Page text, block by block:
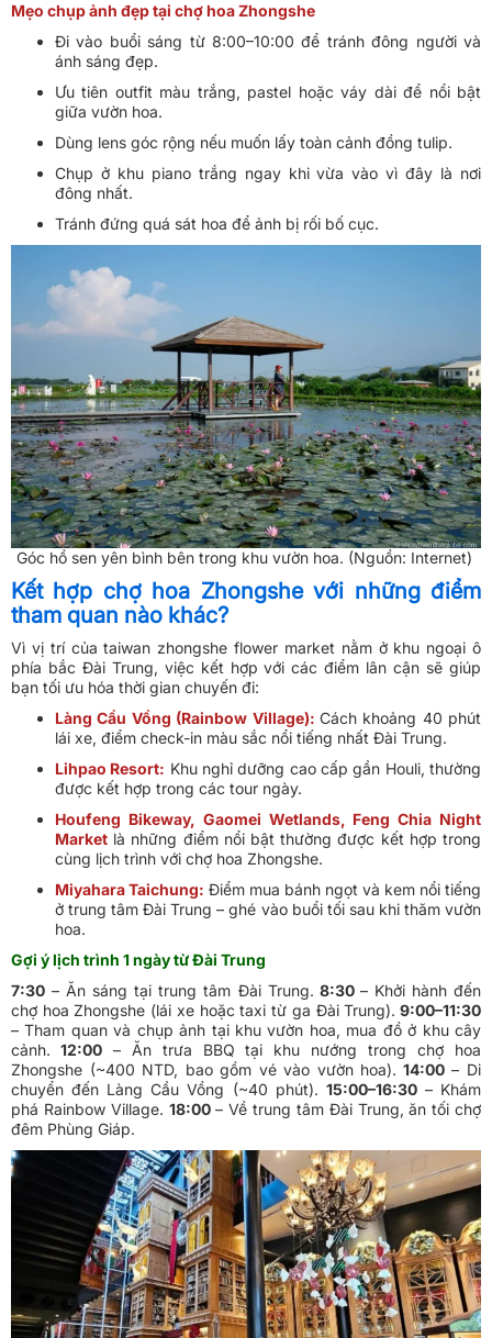
Mẹo chụp ảnh đẹp tại chợ hoa Zhongshe
Đi vào buổi sáng từ 8:00–10:00 để tránh đông người và
ánh sáng đẹp.
Ưu tiên outfit màu trắng, pastel hoặc váy dài để nổi bật
giữa vườn hoa.
Dùng lens góc rộng nếu muốn lấy toàn cảnh đồng tulip.
Chụp ở khu piano trắng ngay khi vừa vào vì đây là nơi
đông nhất.
Tránh đứng quá sát hoa để ảnh bị rối bố cục.
Góc hồ sen yên bình bên trong khu vườn hoa. (Nguồn: Internet)
Kết hợp chợ hoa Zhongshe với những điểm
tham quan nào khác?
Vì vị trí của taiwan zhongshe flower market nằm ở khu ngoại ô
phía bắc Đài Trung, việc kết hợp với các điểm lân cận sẽ giúp
bạn tối ưu hóa thời gian chuyến đi:
Làng Cầu Vồng (Rainbow Village): Cách khoảng 40 phút
lái xe, điểm check-in màu sắc nổi tiếng nhất Đài Trung.
Lihpao Resort: Khu nghỉ dưỡng cao cấp gần Houli, thường
được kết hợp trong các tour ngày.
Houfeng Bikeway, Gaomei Wetlands, Feng Chia Night
Market là những điểm nổi bật thường được kết hợp trong
cùng lịch trình với chợ hoa Zhongshe.
Miyahara Taichung: Điểm mua bánh ngọt và kem nổi tiếng
ở trung tâm Đài Trung – ghé vào buổi tối sau khi thăm vườn
hoa.
Gợi ý lịch trình 1 ngày từ Đài Trung
7:30 – Ăn sáng tại trung tâm Đài Trung. 8:30 – Khởi hành đến
chợ hoa Zhongshe (lái xe hoặc taxi từ ga Đài Trung). 9:00–11:30
– Tham quan và chụp ảnh tại khu vườn hoa, mua đồ ở khu cây
cảnh. 12:00– Ăn trưa BBQ tại khu nướng trong chợ hoa
Zhongshe (~400 NTD, bao gồm vé vào vườn hoa). 14:00– Di
chuyển đến Làng Cầu Vồng (~40 phút). 15:00–16:30– Khám
phá Rainbow Village. 18:00– Về trung tâm Đài Trung, ăn tối chợ
đêm Phùng Giáp.